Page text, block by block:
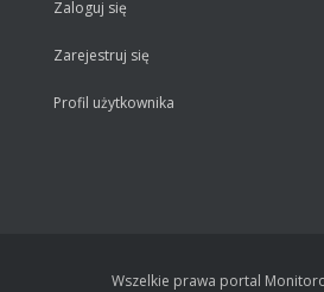
Zaloguj się
Zarejestruj się
Profil użytkownika
Wszelkie prawa portal